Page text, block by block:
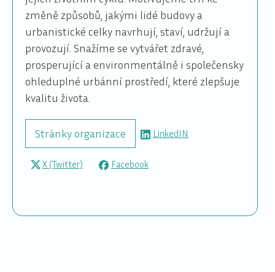
změně způsobů, jakými lidé budovy a
urbanistické celky navrhují, staví, udržují a
provozují. Snažíme se vytvářet zdravé,
prosperující a environmentálně i společensky
ohleduplné urbánní prostředí, které zlepšuje
kvalitu života.
Stránky organizace LinkedIN
X (Twitter) Facebook